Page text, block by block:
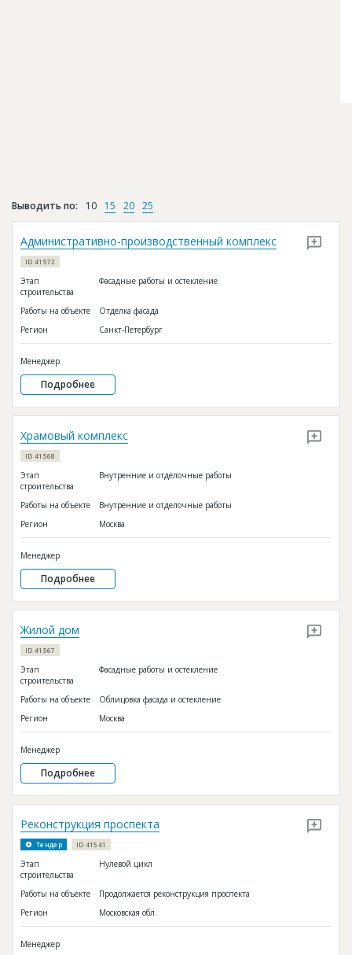
Выводить по: 10 15 20 25
ID 41572
Административно-производственный комплекс
Этап
строительства
Фасадные работы и остекление
Работы на объекте
Отделка фасада
Регион
Санкт-Петербург
Менеджер
Подробнее
ID 41568
Храмовый комплекс
Этап
строительства
Внутренние и отделочные работы
Работы на объекте
Внутренние и отделочные работы
Регион
Москва
Менеджер
Подробнее
ID 41567
Жилой дом
Этап
строительства
Фасадные работы и остекление
Работы на объекте
Облицовка фасада и остекление
Регион
Москва
Менеджер
Подробнее
Тендер ID 41541
Реконструкция проспекта
Этап
строительства
Нулевой цикл
Работы на объекте
Продолжается реконструкция проспекта
Регион
Московская обл.
Менеджер